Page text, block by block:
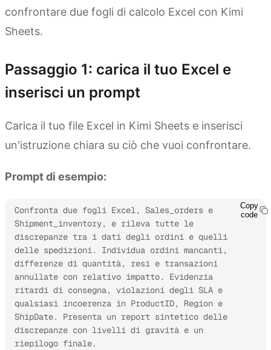
confrontare due fogli di calcolo Excel con Kimi
Sheets.
Passaggio 1: carica il tuo Excel e
inserisci un prompt
Carica il tuo file Excel in Kimi Sheets e inserisci
un'istruzione chiara su ciò che vuoi confrontare.
Prompt di esempio:
Confronta due fogli Excel, Sales_orders e
Shipment_inventory, e rileva tutte le
discrepanze tra i dati degli ordini e quelli
delle spedizioni. Individua ordini mancanti,
differenze di quantità, resi e transazioni
annullate con relativo impatto. Evidenzia
ritardi di consegna, violazioni degli SLA e
qualsiasi incoerenza in ProductID, Region e
ShipDate. Presenta un report sintetico delle
discrepanze con livelli di gravità e un
riepilogo finale.
Copy
code